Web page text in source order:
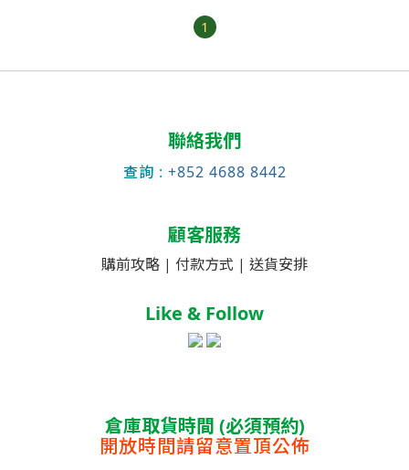
1
聯絡我們
查詢 : +852 4688 8442
顧客服務
購前攻略 | 付款方式 | 送貨安排
Like & Follow
倉庫取貨時間 (必須預約)
開放時間請留意置頂公佈